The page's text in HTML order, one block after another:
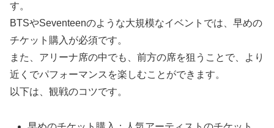
す。
BTSやSeventeenのような大規模なイベントでは、早めの
チケット購入が必須です。
また、アリーナ席の中でも、前方の席を狙うことで、より
近くでパフォーマンスを楽しむことができます。
以下は、観戦のコツです。